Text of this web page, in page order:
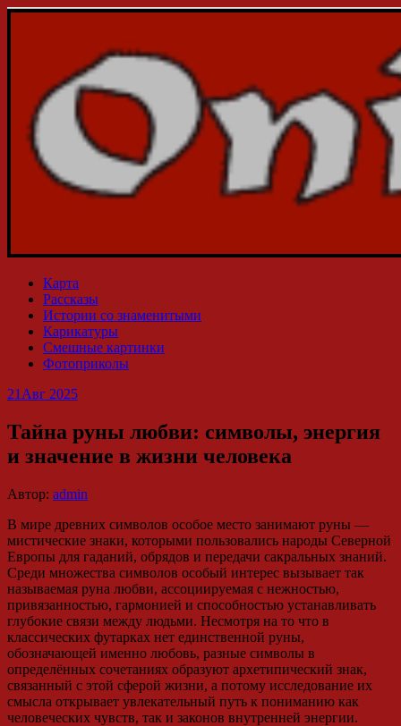
Карта
Рассказы
Истории со знаменитыми
Карикатуры
Смешные картинки
Фотоприколы
21 Авг 2025
Тайна руны любви: символы, энергия
и значение в жизни человека
Автор: admin
В мире древних символов особое место занимают руны —
мистические знаки, которыми пользовались народы Северной
Европы для гаданий, обрядов и передачи сакральных знаний.
Среди множества символов особый интерес вызывает так
называемая руна любви, ассоциируемая с нежностью,
привязанностью, гармонией и способностью устанавливать
глубокие связи между людьми. Несмотря на то что в
классических футарках нет единственной руны,
обозначающей именно любовь, разные символы в
определённых сочетаниях образуют архетипический знак,
связанный с этой сферой жизни, а потому исследование их
смысла открывает увлекательный путь к пониманию как
человеческих чувств, так и законов внутренней энергии.